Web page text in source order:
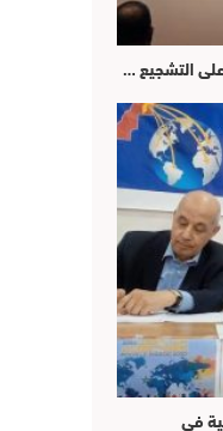
التشجيع …
في